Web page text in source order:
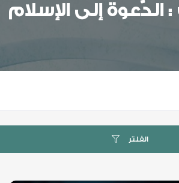
الدّعوة إلى الإسلام
الفلتر